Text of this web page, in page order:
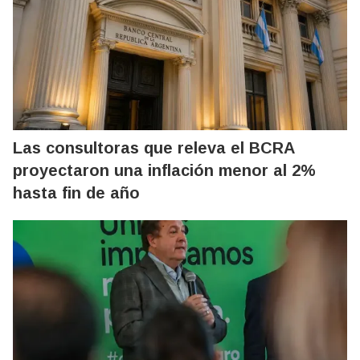
Las consultoras que releva el BCRA
proyectaron una inflación menor al 2%
hasta fin de año